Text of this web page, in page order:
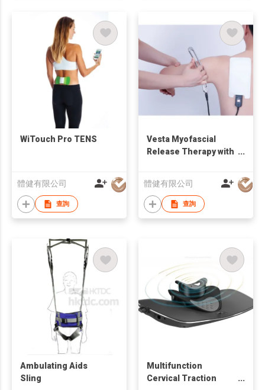
WiTouch Pro TENS
體健有限公司
查詢
Vesta Myofascial
Release Therapy with
體健有限公司
查詢
Ambulating Aids
Sling
Multifunction
Cervical Traction